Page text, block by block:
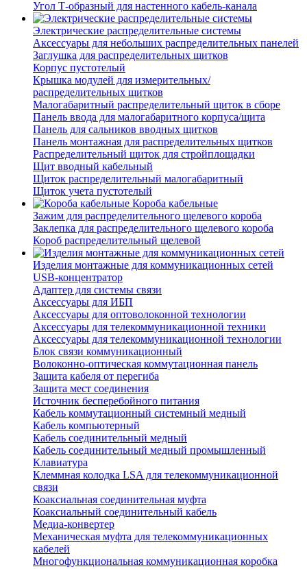
Угол Т-образный для настенного кабель-канала
Электрические распределительные системы
Аксессуары для небольших распределительных панелей
Заглушка для распределительных щитков
Корпус пустотелый
Крышка модулей для измерительных/
распределительных щитков
Малогабаритный распределительный щиток в сборе
Панель ввода для малогабаритного корпуса/щита
Панель для сальников вводных щитков
Панель монтажная для распределительных щитков
Распределительный щиток для стройплощадки
Щит вводный кабельный
Щиток распределительный малогабаритный
Щиток учета пустотелый
Короба кабельные
Зажим для распределительного щелевого короба
Заклепка для распределительного щелевого короба
Короб распределительный щелевой
Изделия монтажные для коммуникационных сетей
USB-концентратор
Адаптер для системы связи
Аксессуары для ИБП
Аксессуары для оптоволоконной технологии
Аксессуары для телекоммуникационной техники
Аксессуары для телекоммуникационной технологии
Блок связи коммуникационный
Волоконно-оптическая коммутационная панель
Защита кабеля от перегиба
Защита мест соединения
Источник бесперебойного питания
Кабель коммутационный системный медный
Кабель компьютерный
Кабель соединительный медный
Кабель соединительный медный промышленный
Клавиатура
Клеммная колодка LSA для телекоммуникационной
связи
Коаксиальная соединительная муфта
Коаксиальный соединительный кабель
Медиа-конвертер
Механическая муфта для телекоммуникационных
кабелей
Многофункциональная коммуникационная коробка